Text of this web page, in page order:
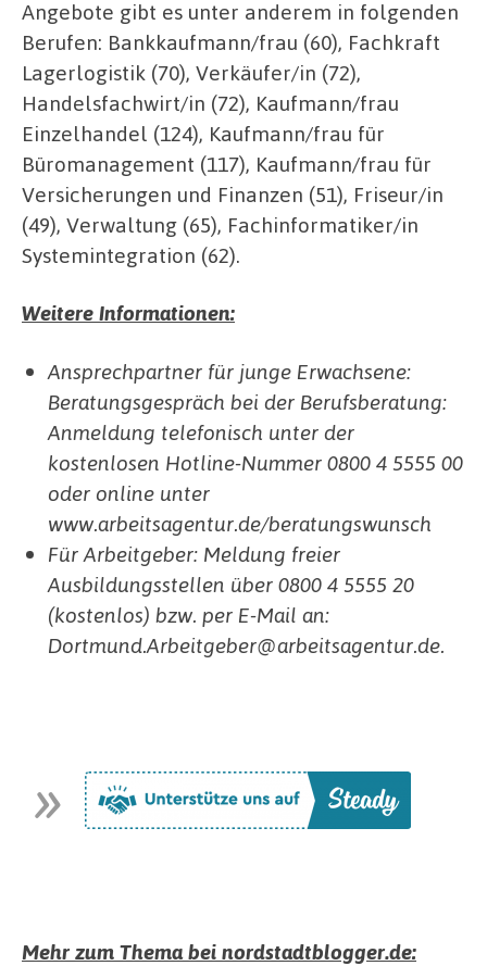
Angebote gibt es unter anderem in folgenden
Berufen: Bankkaufmann/frau (60), Fachkraft
Lagerlogistik (70), Verkäufer/in (72),
Handelsfachwirt/in (72), Kaufmann/frau
Einzelhandel (124), Kaufmann/frau für
Büromanagement (117), Kaufmann/frau für
Versicherungen und Finanzen (51), Friseur/in
(49), Verwaltung (65), Fachinformatiker/in
Systemintegration (62).
Weitere Informationen:
Ansprechpartner für junge Erwachsene:
Beratungsgespräch bei der Berufsberatung:
Anmeldung telefonisch unter der
kostenlosen Hotline-Nummer 0800 4 5555 00
oder online unter
www.arbeitsagentur.de/beratungswunsch
Für Arbeitgeber: Meldung freier
Ausbildungsstellen über 0800 4 5555 20
(kostenlos) bzw. per E-Mail an:
Dortmund.Arbeitgeber@arbeitsagentur.de.
Mehr zum Thema bei nordstadtblogger.de: